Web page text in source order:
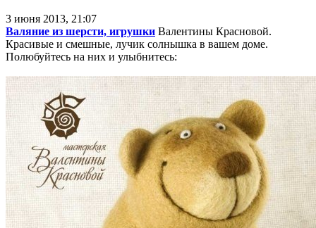
3 июня 2013, 21:07
Валяние из шерсти, игрушки Валентины Красновой.
Красивые и смешные, лучик солнышка в вашем доме.
Полюбуйтесь на них и улыбнитесь: